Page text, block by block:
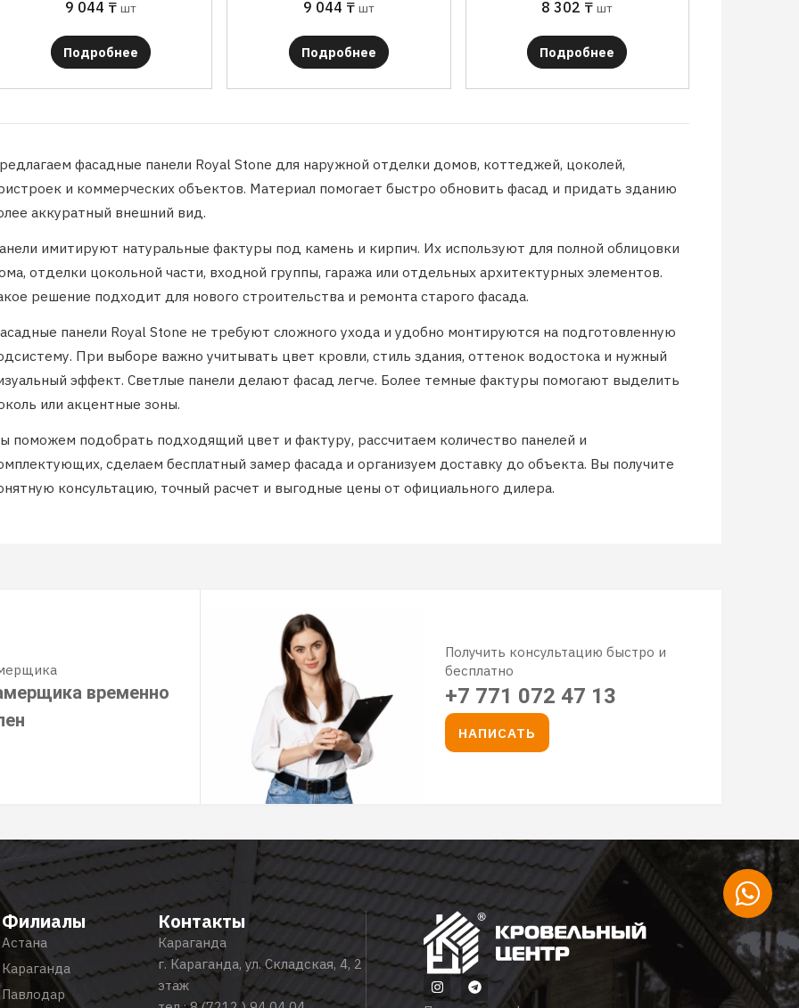
9 044 ₸ шт
Подробнее
9 044 ₸ шт
Подробнее
8 302 ₸ шт
Подробнее
фасадные панели Royal Stone для наружной отделки домов, коттеджей, цоколей,
и коммерческих объектов. Материал помогает быстро обновить фасад и придать зданию
аккуратный внешний вид.
имитируют натуральные фактуры под камень и кирпич. Их используют для полной облицовки
отделки цокольной части, входной группы, гаража или отдельных архитектурных элементов.
решение подходит для нового строительства и ремонта старого фасада.
панели Royal Stone не требуют сложного ухода и удобно монтируются на подготовленную
При выборе важно учитывать цвет кровли, стиль здания, оттенок водостока и нужный
эффект. Светлые панели делают фасад легче. Более темные фактуры помогают выделить
или акцентные зоны.
поможем подобрать подходящий цвет и фактуру, рассчитаем количество панелей и
сделаем бесплатный замер фасада и организуем доставку до объекта. Вы получите
консультацию, точный расчет и выгодные цены от официального дилера.
временно
Получить консультацию быстро и
бесплатно
+7 771 072 47 13
НАПИСАТЬ
Филиалы
Астана
Караганда
Павлодар
Контакты
Караганда
г. Караганда, ул. Складская, 4, 2
этаж